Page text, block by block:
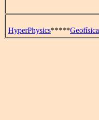
HyperPhysics*****Geofísica